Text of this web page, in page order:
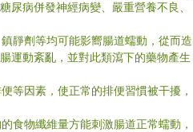
尿病併發神經病變、嚴重營養不良、
靜劑等均可能影嚮腸道蠕動，從而造
運動紊亂，並對此類瀉下的藥物產生
等因素，使正常的排便習慣被干擾，
食物纖維量方能刺激腸道正常蠕動，